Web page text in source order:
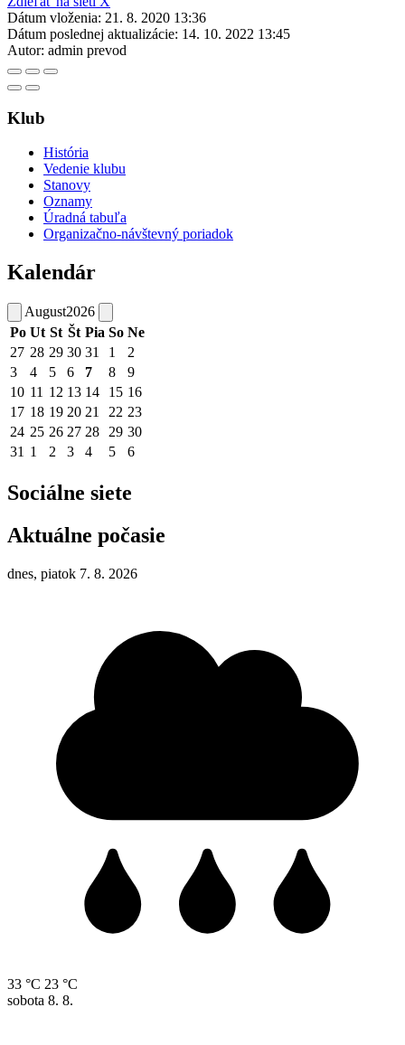
Dátum vloženia: 21. 8. 2020 13:36
Dátum poslednej aktualizácie: 14. 10. 2022 13:45
Autor: admin prevod
Klub
História
Vedenie klubu
Stanovy
Oznamy
Úradná tabuľa
Organizačno-návštevný poriadok
Kalendár
August2026
Po Ut St Št Pia So Ne
27 28 29 30 31 1
2
3
4 5 6 7 8
9
10 11 12 13 14 15 16
17 18 19 20 21 22 23
24 25 26 27 28 29 30
31 1 2 3 4 5 6
Sociálne siete
Aktuálne počasie
dnes, piatok 7. 8. 2026
33 °C 23 °C
sobota 8. 8.